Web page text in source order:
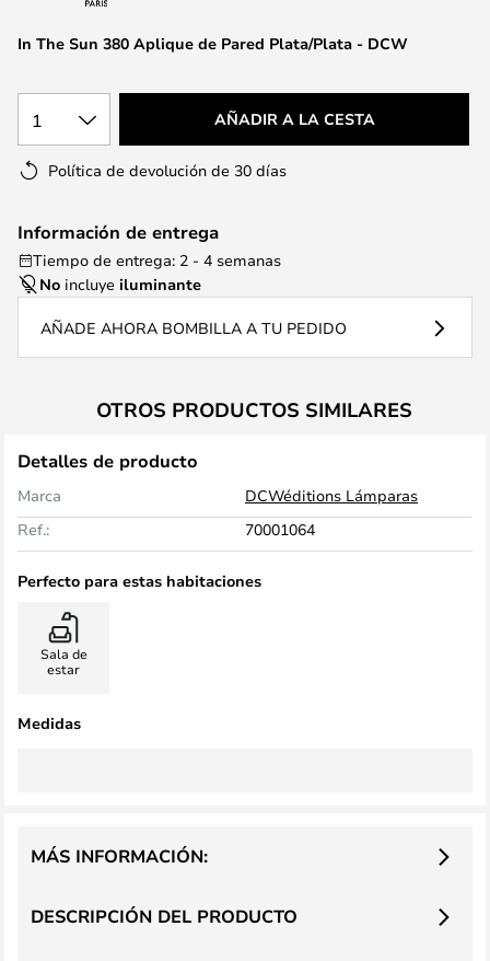
deIn The Sun 380 Aplique de Pared Plata/Plata - DCW
1 AÑADIR A LA CESTA
Política de devolución de 30 días
Información de entrega
Tiempo de entrega: 2 - 4 semanas
No incluye iluminante
AÑADE AHORA BOMBILLA A TU PEDIDO
OTROS PRODUCTOS SIMILARES
Detalles de producto
Marca
DCWéditions Lámparas
Ref.:
70001064
Perfecto para estas habitaciones
Sala de
estar
Medidas
DESCRIPCIÓN DEL PRODUCTO
MÁS INFORMACIÓN: